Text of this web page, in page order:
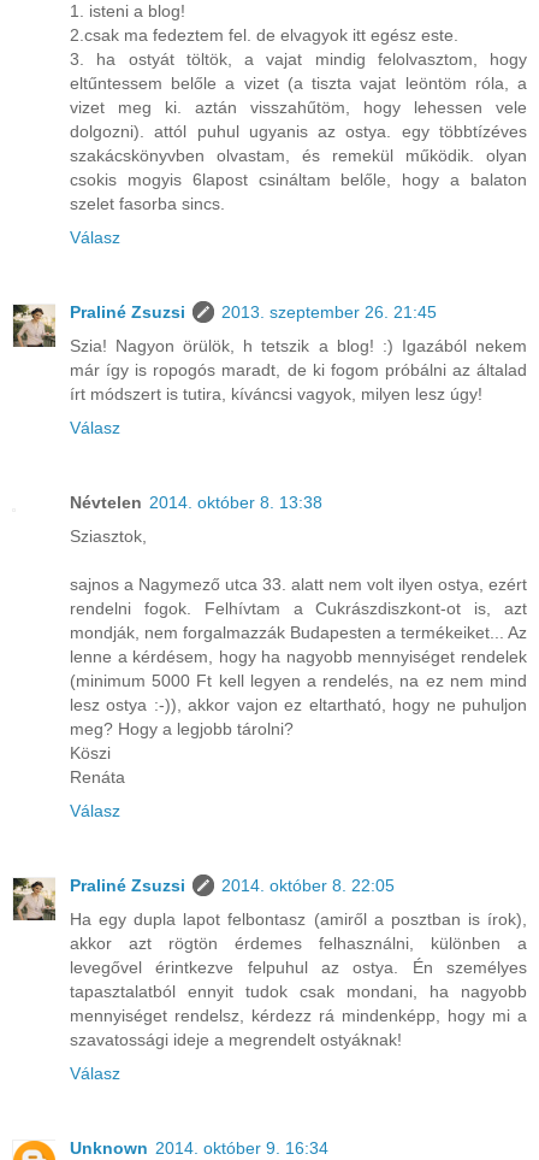
1. isteni a blog!
2.csak ma fedeztem fel. de elvagyok itt egész este.
3. ha ostyát töltök, a vajat mindig felolvasztom, hogy
eltűntessem belőle a vizet (a tiszta vajat leöntöm róla, a
vizet meg ki. aztán visszahűtöm, hogy lehessen vele
dolgozni). attól puhul ugyanis az ostya. egy többtízéves
szakácskönyvben olvastam, és remekül működik. olyan
csokis mogyis 6lapost csináltam belőle, hogy a balaton
szelet fasorba sincs.
Válasz
Praliné Zsuzsi
2013. szeptember 26. 21:45
Szia! Nagyon örülök, h tetszik a blog! :) Igazából nekem
már így is ropogós maradt, de ki fogom próbálni az általad
írt módszert is tutira, kíváncsi vagyok, milyen lesz úgy!
Válasz
Névtelen 2014. október 8. 13:38
Sziasztok,
sajnos a Nagymező utca 33. alatt nem volt ilyen ostya, ezért
rendelni fogok. Felhívtam a Cukrászdiszkont-ot is, azt
mondják, nem forgalmazzák Budapesten a termékeiket... Az
lenne a kérdésem, hogy ha nagyobb mennyiséget rendelek
(minimum 5000 Ft kell legyen a rendelés, na ez nem mind
lesz ostya :-)), akkor vajon ez eltartható, hogy ne puhuljon
meg? Hogy a legjobb tárolni?
Köszi
Renáta
Válasz
Praliné Zsuzsi
2014. október 8. 22:05
Ha egy dupla lapot felbontasz (amiről a posztban is írok),
akkor azt rögtön érdemes felhasználni, különben a
levegővel érintkezve felpuhul az ostya. Én személyes
tapasztalatból ennyit tudok csak mondani, ha nagyobb
mennyiséget rendelsz, kérdezz rá mindenképp, hogy mi a
szavatossági ideje a megrendelt ostyáknak!
Válasz
Unknown 2014. október 9. 16:34